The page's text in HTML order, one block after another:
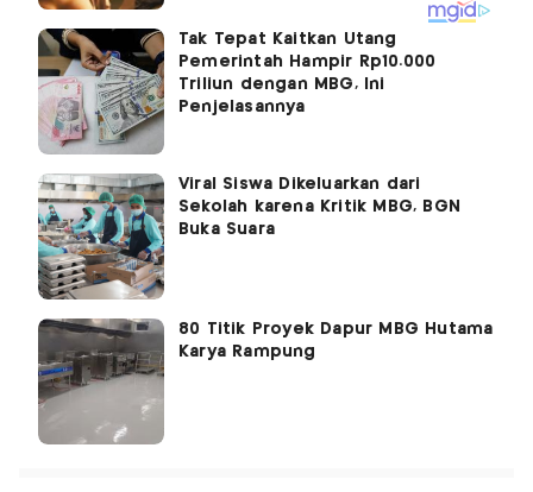
Tak Tepat Kaitkan Utang
Pemerintah Hampir Rp10.000
Triliun dengan MBG, Ini
Penjelasannya
Viral Siswa Dikeluarkan dari
Sekolah karena Kritik MBG, BGN
Buka Suara
80 Titik Proyek Dapur MBG Hutama
Karya Rampung